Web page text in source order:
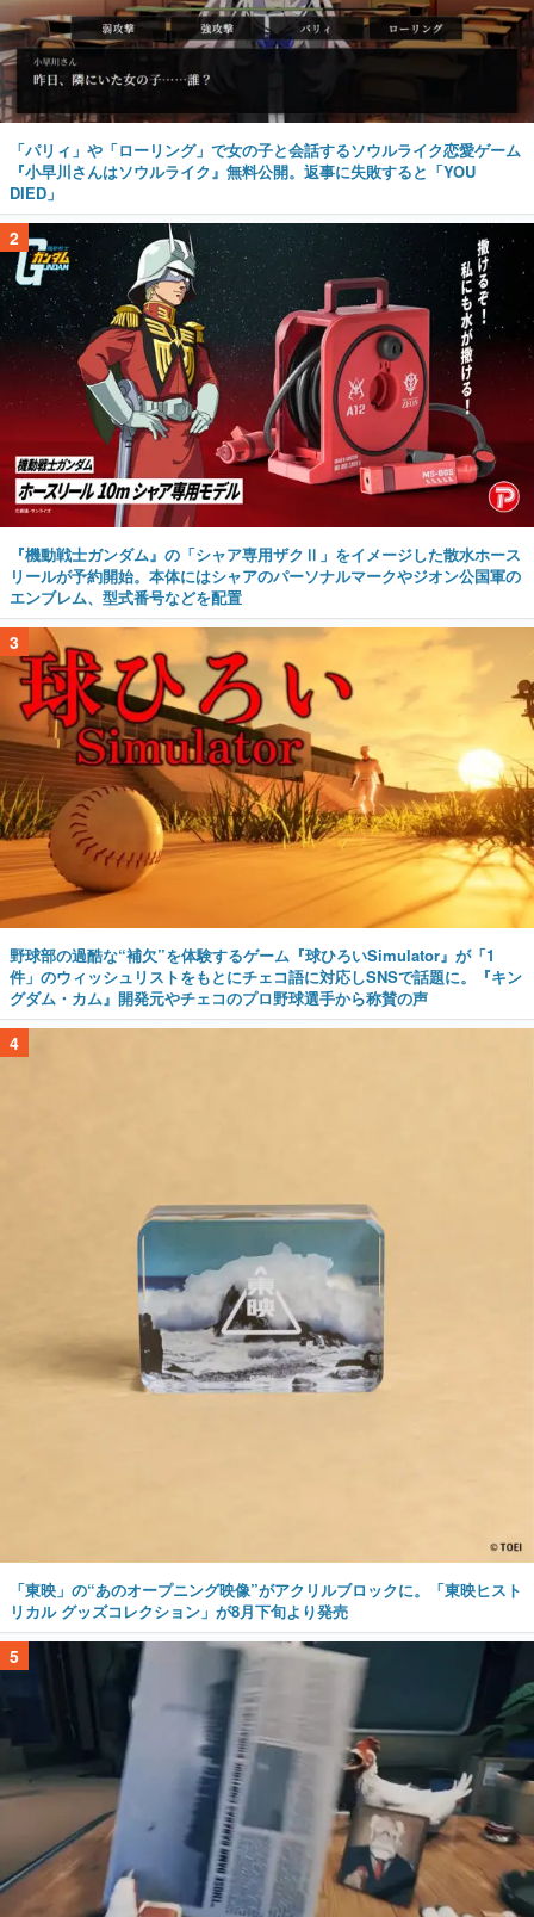
「パリィ」や「ローリング」で女の子と会話するソウルライク恋愛ゲーム
『小早川さんはソウルライク』無料公開。返事に失敗すると「YOU
DIED」
2
『機動戦士ガンダム』の「シャア専用ザクⅡ」をイメージした散水ホース
リールが予約開始。本体にはシャアのパーソナルマークやジオン公国軍の
エンブレム、型式番号などを配置
3
野球部の過酷な“補欠”を体験するゲーム『球ひろいSimulator』が「1
件」のウィッシュリストをもとにチェコ語に対応しSNSで話題に。『キン
グダム・カム』開発元やチェコのプロ野球選手から称賛の声
4
「東映」の“あのオープニング映像”がアクリルブロックに。「東映ヒスト
リカル グッズコレクション」が8月下旬より発売
5